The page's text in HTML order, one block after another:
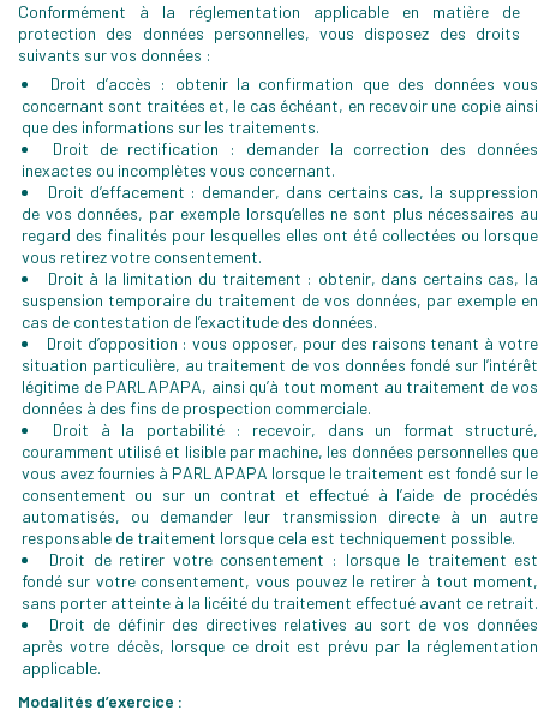
Conformément à la réglementation applicable en matière de
protection des données personnelles, vous disposez des droits
suivants sur vos données :
Droit d’accès : obtenir la confirmation que des données vous
concernant sont traitées et, le cas échéant, en recevoir une copie ainsi
que des informations sur les traitements.
Droit de rectification : demander la correction des données
inexactes ou incomplètes vous concernant.
Droit d’effacement : demander, dans certains cas, la suppression
de vos données, par exemple lorsqu’elles ne sont plus nécessaires au
regard des finalités pour lesquelles elles ont été collectées ou lorsque
vous retirez votre consentement.
Droit à la limitation du traitement : obtenir, dans certains cas, la
suspension temporaire du traitement de vos données, par exemple en
cas de contestation de l’exactitude des données.
Droit d’opposition : vous opposer, pour des raisons tenant à votre
situation particulière, au traitement de vos données fondé sur l’intérêt
légitime de PARLAPAPA, ainsi qu’à tout moment au traitement de vos
données à des fins de prospection commerciale.
Droit à la portabilité : recevoir, dans un format structuré,
couramment utilisé et lisible par machine, les données personnelles que
vous avez fournies à PARLAPAPA lorsque le traitement est fondé sur le
consentement ou sur un contrat et effectué à l’aide de procédés
automatisés, ou demander leur transmission directe à un autre
responsable de traitement lorsque cela est techniquement possible.
Droit de retirer votre consentement : lorsque le traitement est
fondé sur votre consentement, vous pouvez le retirer à tout moment,
sans porter atteinte à la licéité du traitement effectué avant ce retrait.
Droit de définir des directives relatives au sort de vos données
après votre décès, lorsque ce droit est prévu par la réglementation
applicable.
Modalités d’exercice :